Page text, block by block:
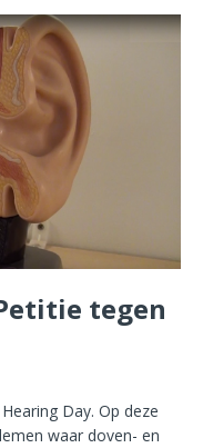
tegen
Day. Op deze
waar doven- en